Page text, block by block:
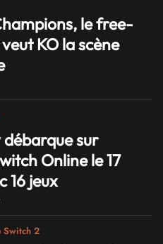
le free-
KO la scène
sur
Online le 17
16 jeux
Switch 2